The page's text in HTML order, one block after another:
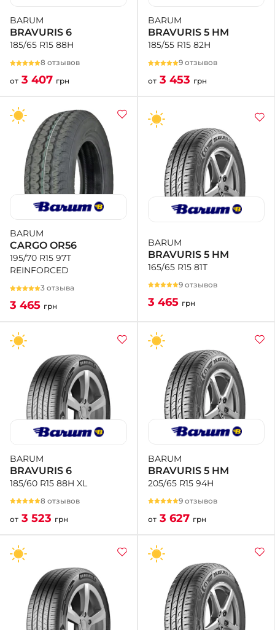
BARUM
BRAVURIS 6
185/65 R15 88H
8 отзывов
от 3 407 грн
BARUM
BRAVURIS 5 HM
185/55 R15 82H
9 отзывов
от 3 453 грн
BARUM
CARGO OR56
195/70 R15 97T
REINFORCED
3 отзыва
3 465 грн
BARUM
BRAVURIS 5 HM
165/65 R15 81T
9 отзывов
3 465 грн
BARUM
BRAVURIS 6
185/60 R15 88H XL
8 отзывов
от 3 523 грн
BARUM
BRAVURIS 5 HM
205/65 R15 94H
9 отзывов
от 3 627 грн